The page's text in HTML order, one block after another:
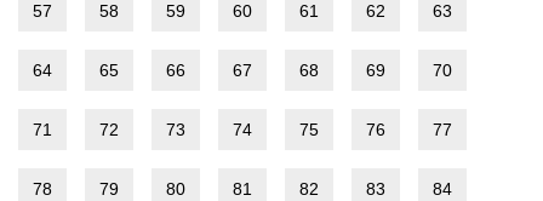
57 58 59 60 61 62 63
64 65 66 67 68 69 70
71 72 73 74 75 76 77
78 79 80 81 82 83 84